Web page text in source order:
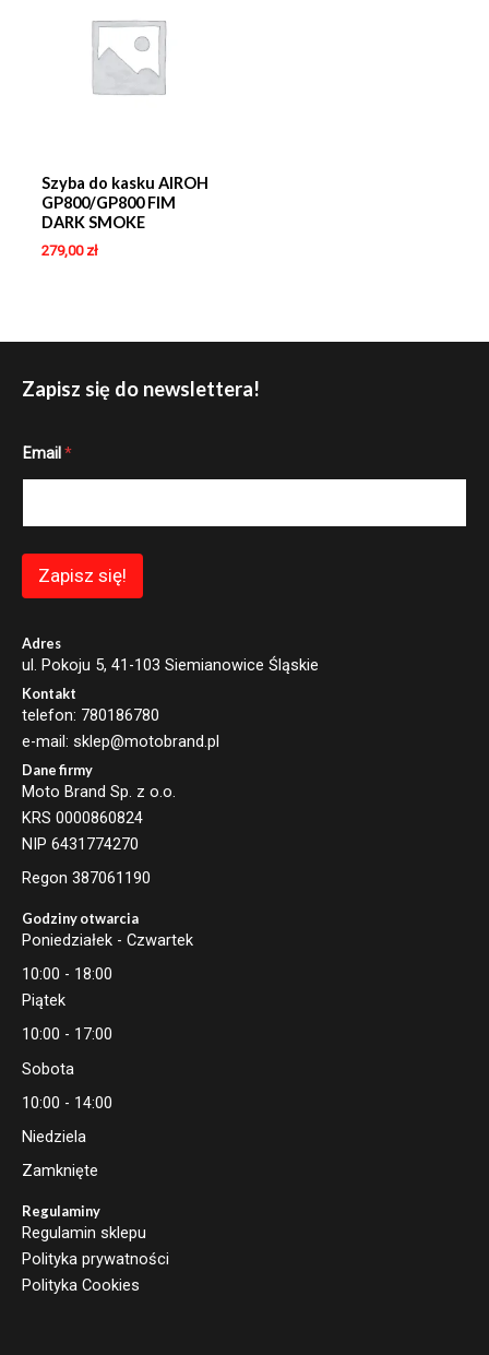
Szyba do kasku AIROH
GP800/GP800 FIM
DARK SMOKE
279,00 zł
Zapisz się do newslettera!
m
*
i
Email *
Zapisz się!
Adres
ul. Pokoju 5, 41-103 Siemianowice Śląskie
Kontakt
telefon: 780186780
e-mail: sklep@motobrand.pl
Dane firmy
Moto Brand Sp. z o.o.
KRS 0000860824
NIP 6431774270
Regon 387061190
Godziny otwarcia
Poniedziałek - Czwartek
10:00 - 18:00
Piątek
10:00 - 17:00
Sobota
10:00 - 14:00
Niedziela
Zamknięte
Regulaminy
Regulamin sklepu
Polityka prywatności
Polityka Cookies